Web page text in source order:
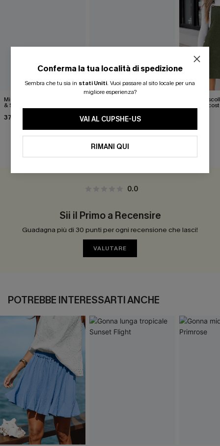
Minigonna arancione Cider
& Spice
37,00 €
Gonna a
velluto a
RECENSIONI DEI CLIENTI
0.0
Sii il Primo a Recensire
Guadagna più di 30 punti per ogni recensione che lasci!
VALUTARE
POTREBBE INTERESSARTI ANCHE
Conferma la tua località di spedizione
Sembra che tu sia in stati Uniti. Vuoi passare al sito locale per una
migliore esperienza?
VAI AL CUPSHE-US
RIMANI QUI